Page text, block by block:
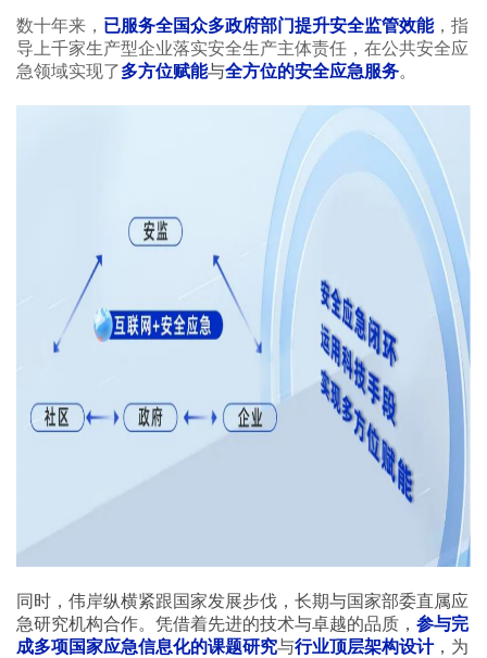
数十年来， 已服务全国众多政府部门提升安全监管效能，指
导上千家生产型企业落实安全生产主体责任，在公共安全应
急领域实现了多方位赋能与全方位的安全应急服务。
同时，伟岸纵横紧跟国家发展步伐，长期与国家部委直属应
急研究机构合作。凭借着先进的技术与卓越的品质， 参与完
成多项国家应急信息化的课题研究与行业顶层架构设计，为